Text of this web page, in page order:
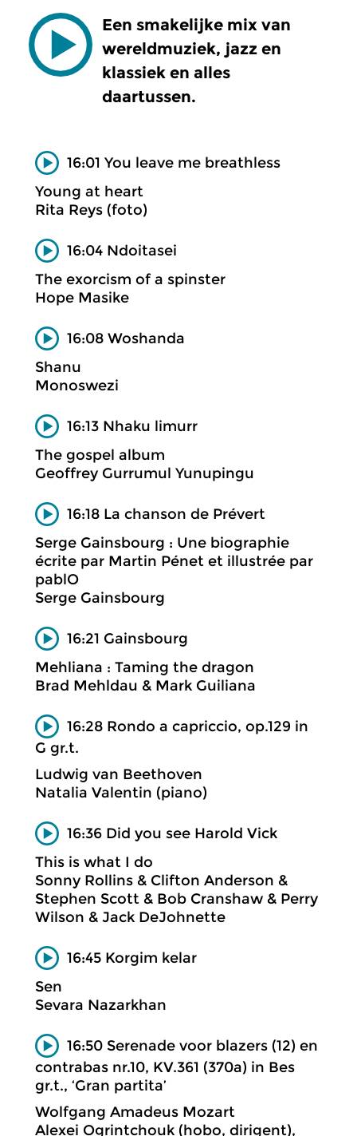
Een smakelijke mix van
wereldmuziek, jazz en
klassiek en alles
daartussen.
16:01 You leave me breathless
Young at heart
Rita Reys (foto)
16:04 Ndoitasei
The exorcism of a spinster
Hope Masike
16:08 Woshanda
Shanu
Monoswezi
16:13 Nhaku limurr
The gospel album
Geoffrey Gurrumul Yunupingu
16:18 La chanson de Prévert
Serge Gainsbourg : Une biographie
écrite par Martin Pénet et illustrée par
pablO
Serge Gainsbourg
16:21 Gainsbourg
Mehliana : Taming the dragon
Brad Mehldau & Mark Guiliana
16:28 Rondo a capriccio, op.129 in
G gr.t.
Ludwig van Beethoven
Natalia Valentin (piano)
16:36 Did you see Harold Vick
This is what I do
Sonny Rollins & Clifton Anderson &
Stephen Scott & Bob Cranshaw & Perry
Wilson & Jack DeJohnette
16:45 Korgim kelar
Sen
Sevara Nazarkhan
16:50 Serenade voor blazers (12) en
contrabas nr.10, KV.361 (370a) in Bes
gr.t., ‘Gran partita’
Wolfgang Amadeus Mozart
Alexei Ogrintchouk (hobo, dirigent),